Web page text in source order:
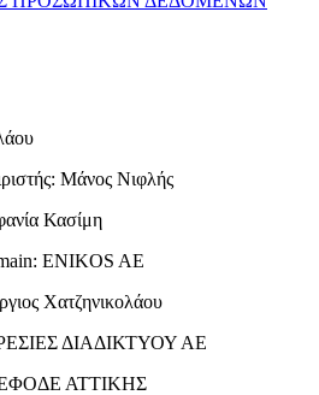
Μάνος Νιφλής
Κασίμη
ENIKOS AE
Χατζηνικολάου
ΔΙΑΔΙΚΤΥΟΥ ΑΕ
ΑΤΤΙΚΗΣ